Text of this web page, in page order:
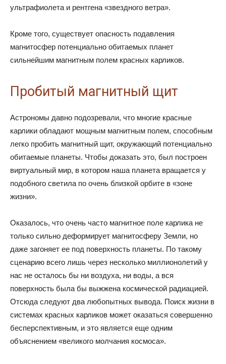
ультрафиолета и рентгена «звездного ветра».
Кроме того, существует опасность подавления
магнитосфер потенциально обитаемых планет
сильнейшим магнитным полем красных карликов.
Пробитый магнитный щит
Астрономы давно подозревали, что многие красные
карлики обладают мощным магнитным полем, способным
легко пробить магнитный щит, окружающий потенциально
обитаемые планеты. Чтобы доказать это, был построен
виртуальный мир, в котором наша планета вращается у
подобного светила по очень близкой орбите в «зоне
жизни».
Оказалось, что очень часто магнитное поле карлика не
только сильно деформирует магнитосферу Земли, но
даже загоняет ее под поверхность планеты. По такому
сценарию всего лишь через несколько миллионолетий у
нас не осталось бы ни воздуха, ни воды, а вся
поверхность была бы выжжена космической радиацией.
Отсюда следуют два любопытных вывода. Поиск жизни в
системах красных карликов может оказаться совершенно
бесперспективным, и это является еще одним
объяснением «великого молчания космоса».